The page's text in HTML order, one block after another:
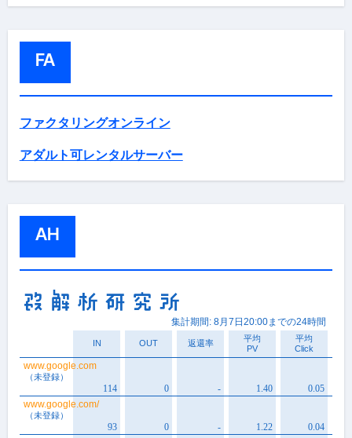
FA
ファクタリングオンライン
アダルト可レンタルサーバー
AH